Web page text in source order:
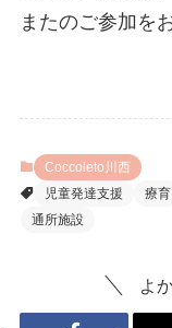
またのご参加を
Coccoleto川西
児童発達支援
療育
通所施設
よ